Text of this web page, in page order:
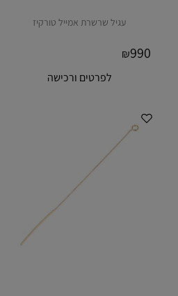
עגיל שרשרת אמייל טורקיז
₪990
לפרטים ורכישה